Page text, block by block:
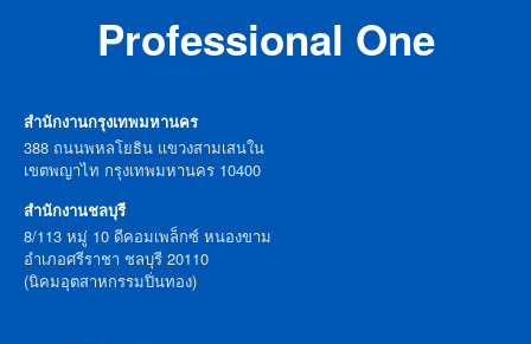
Professional One
สำนักงานกรุงเทพมหานคร
388 ถนนพหลโยธิน แขวงสามเสนใน
เขตพญาไท กรุงเทพมหานคร 10400
สำนักงานชลบุรี
8/113 หมู่ 10 ดีคอมเพล็กซ์ หนองขาม
อำเภอศรีราชา ชลบุรี 20110
(นิคมอุตสาหกรรมปิ่นทอง)